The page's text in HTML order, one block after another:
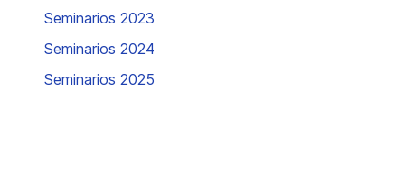
Seminarios 2023
Seminarios 2024
Seminarios 2025